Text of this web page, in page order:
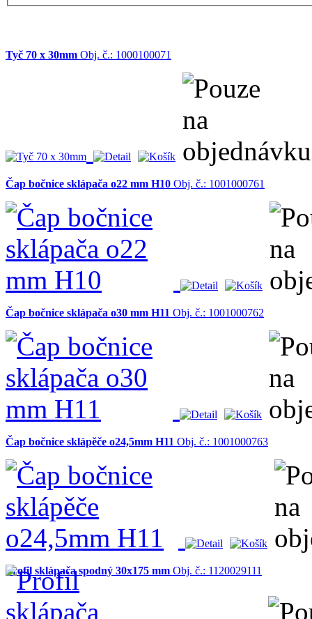
Tyč 70 x 30mm Obj. č.: 1000100071
Čap bočnice sklápača o22 mm H10 Obj. č.: 1001000761
Čap bočnice sklápača o30 mm H11 Obj. č.: 1001000762
Čap bočnice sklápěče o24,5mm H11 Obj. č.: 1001000763
Profil sklápača spodný 30x175 mm Obj. č.: 1120029111